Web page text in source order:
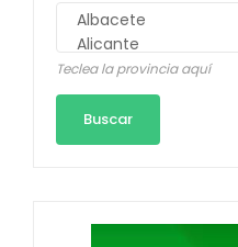
Teclea la provincia aquí